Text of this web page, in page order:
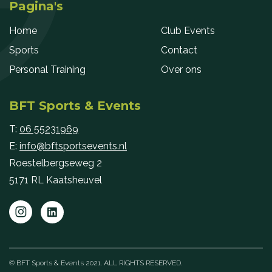
Pagina's
Home
Sports
Personal Training
Club Events
Contact
Over ons
BFT Sports & Events
T: 06 55231969
E: info@bftsportsevents.nl
Roestelbergseweg 2
5171 RL Kaatsheuvel
© BFT Sports & Events 2021. ALL RIGHTS RESERVED.